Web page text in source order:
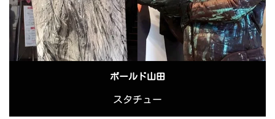
ボールド山田
スタチュー